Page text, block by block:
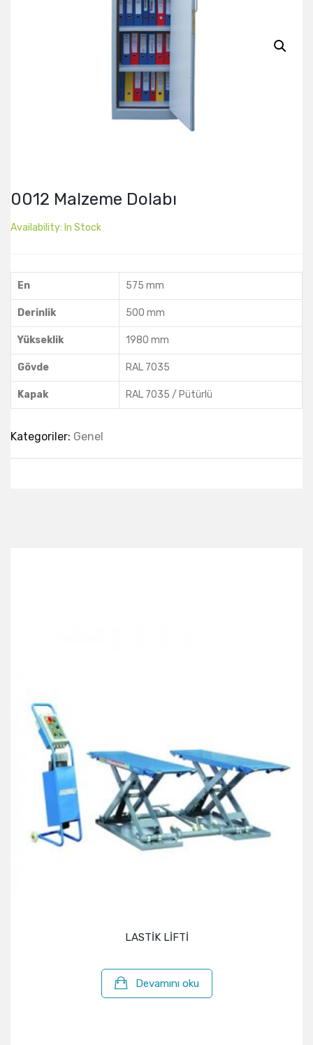
0012 Malzeme Dolabı
Availability: In Stock
En 575 mm
Derinlik 500 mm
Yükseklik 1980 mm
Gövde RAL 7035
Kapak RAL 7035 / Pütürlü
Kategoriler: Genel
LASTİK LİFTİ
Devamını oku